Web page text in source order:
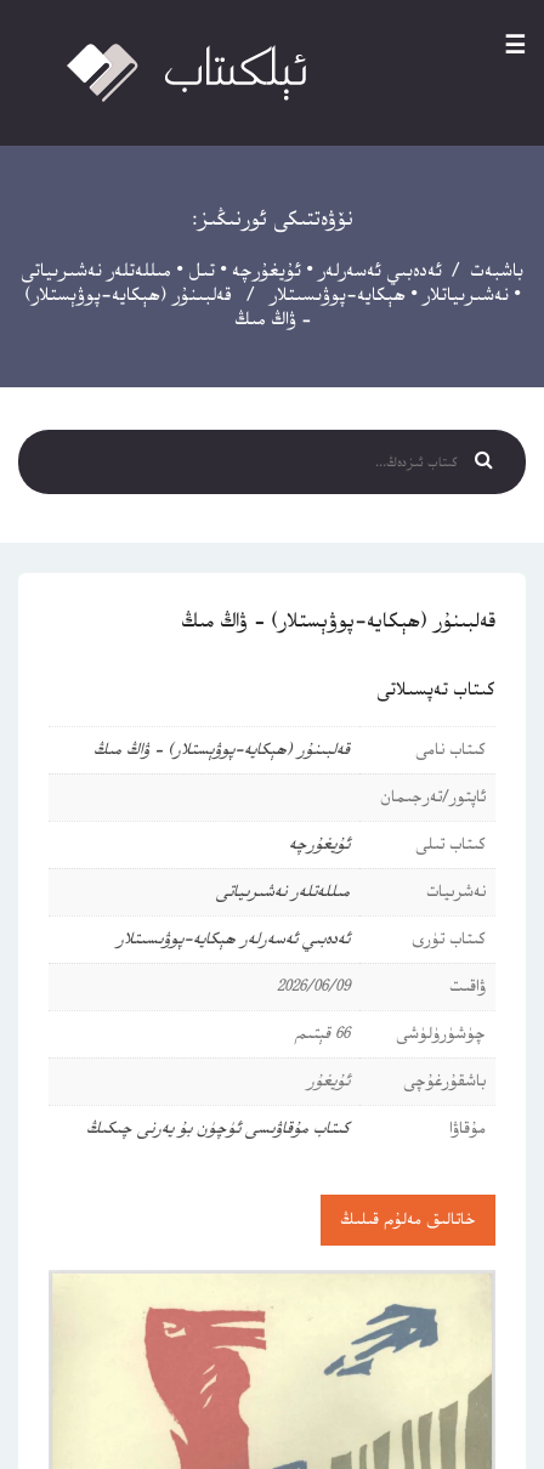
☰
نۆۋەتتىكى ئورنىڭىز:
باشبەت / ئەدەبىي ئەسەرلەر • ئۇيغۇرچە • تىل • مىللەتلەر نەشىرىياتى
•نەشىرىياتلار • ھېكايە-پوۋىسىتلار
/ قەلبىنۇر (ھېكايە-پوۋېستلار)
– ۋاڭ مىڭ
قەلبىنۇر (ھېكايە-پوۋېستلار) – ۋاڭ مىڭ
كىتاب تەپسىلاتى
كىتاب نامى
قەلبىنۇر (ھېكايە-پوۋېستلار) – ۋاڭ مىڭ
ئاپتور/تەرجىمان
كىتاب تىلى
ئۇيغۇرچە
نەشرىيات
مىللەتلەر نەشىرىياتى
كىتاب تۈرى
ئەدەبىي ئەسەرلەر ھېكايە-پوۋىسىتلار
ۋاقىت
2026/06/09
چۈشۈرۈلۈشى
66 قېتىم
باشقۇرغۇچى
ئۇيغۇر
مۇقاۋا
كىتاب مۇقاۋىسى ئۈچۈن بۇ يەرنى چىكىڭ
خاتالىق مەلۇم قىلىڭ